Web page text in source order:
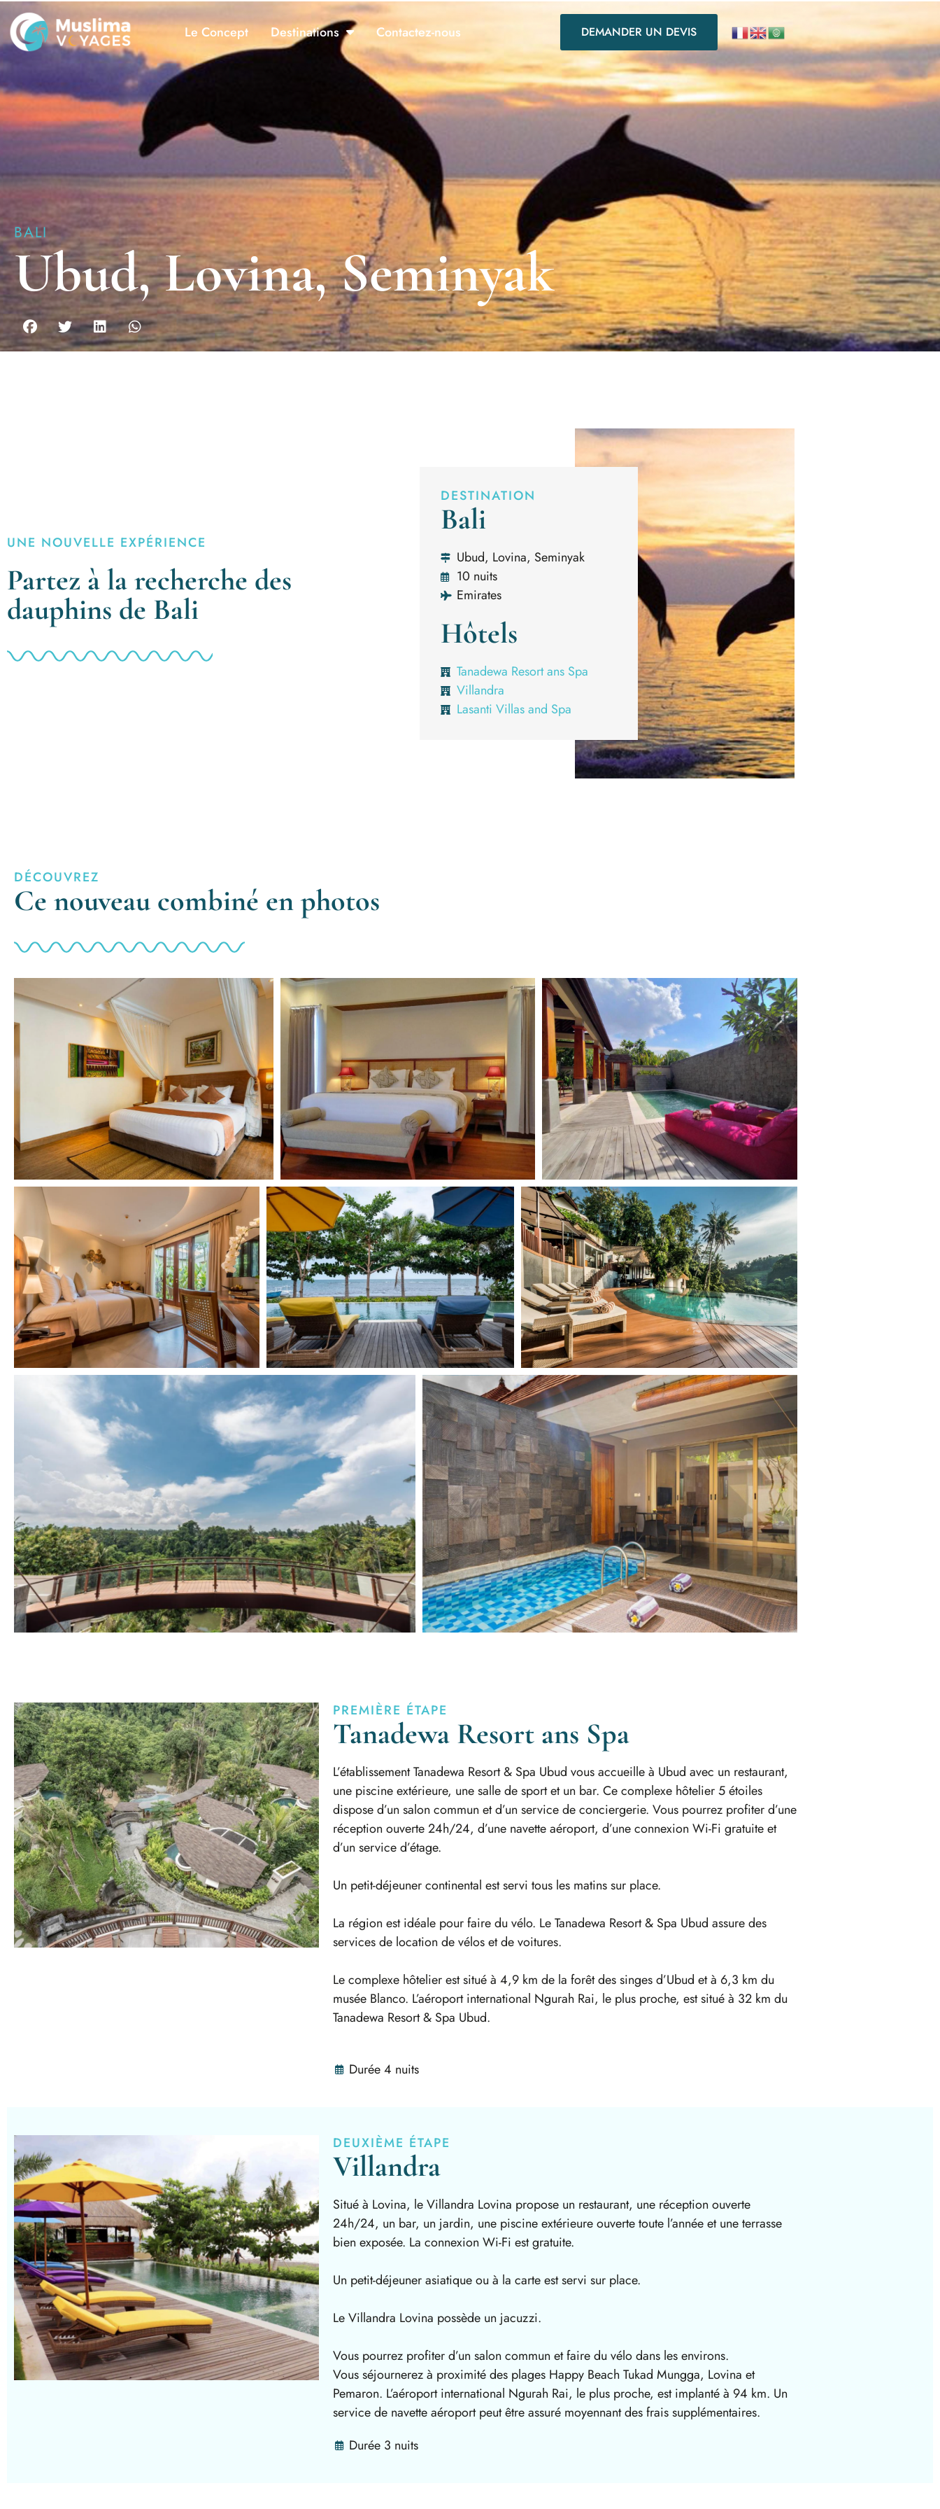
Le Concept Destinations Contactez-nous DEMANDER UN DEVIS
BALI
Ubud, Lovina, Seminyak
UNE NOUVELLE EXPÉRIENCE
Partez à la recherche des
dauphins de Bali
DESTINATION
Bali
Ubud, Lovina, Seminyak
10 nuits
Emirates
Hôtels
Tanadewa Resort ans Spa
Villandra
Lasanti Villas and Spa
DÉCOUVREZ
Ce nouveau combiné en photos
PREMIÈRE ÉTAPE
Tanadewa Resort ans Spa
L’établissement Tanadewa Resort & Spa Ubud vous accueille à Ubud avec un restaurant,
une piscine extérieure, une salle de sport et un bar. Ce complexe hôtelier 5 étoiles
dispose d’un salon commun et d’un service de conciergerie. Vous pourrez profiter d’une
réception ouverte 24h/24, d’une navette aéroport, d’une connexion Wi-Fi gratuite et
d’un service d’étage.
Un petit-déjeuner continental est servi tous les matins sur place.
La région est idéale pour faire du vélo. Le Tanadewa Resort & Spa Ubud assure des
services de location de vélos et de voitures.
Le complexe hôtelier est situé à 4,9 km de la forêt des singes d’Ubud et à 6,3 km du
musée Blanco. L’aéroport international Ngurah Rai, le plus proche, est situé à 32 km du
Tanadewa Resort & Spa Ubud.
Durée 4 nuits
DEUXIÈME ÉTAPE
Villandra
Situé à Lovina, le Villandra Lovina propose un restaurant, une réception ouverte
24h/24, un bar, un jardin, une piscine extérieure ouverte toute l’année et une terrasse
bien exposée. La connexion Wi-Fi est gratuite.
Un petit-déjeuner asiatique ou à la carte est servi sur place.
Le Villandra Lovina possède un jacuzzi.
Vous pourrez profiter d’un salon commun et faire du vélo dans les environs.
Vous séjournerez à proximité des plages Happy Beach Tukad Mungga, Lovina et
Pemaron. L’aéroport international Ngurah Rai, le plus proche, est implanté à 94 km. Un
service de navette aéroport peut être assuré moyennant des frais supplémentaires.
Durée 3 nuits